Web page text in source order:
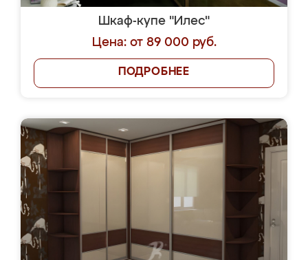
Шкаф-купе "Илес"
Цена: от 89 000 руб.
ПОДРОБНЕЕ